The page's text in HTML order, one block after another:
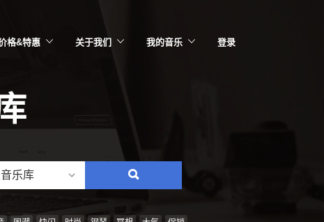
格&特惠 关于我们 我的音乐 登录
乐库
搜